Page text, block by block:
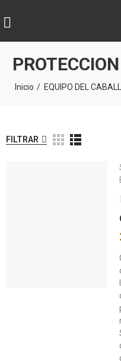
Inicio EQUIPO DEL
FILTRAR